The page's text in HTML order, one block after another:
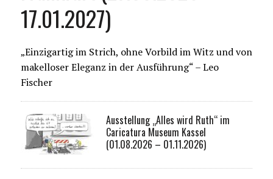
17.01.2027)
„Einzigartig im Strich, ohne Vorbild im Witz und von
makelloser Eleganz in der Ausführung“ – Leo
Fischer
Ausstellung „Alles wird Ruth“ im
Caricatura Museum Kassel
(01.08.2026 – 01.11.2026)